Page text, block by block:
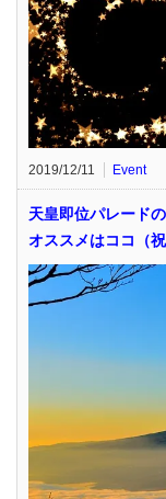
2019/12/11 Event
天皇即位パレード
オススメはココ（祝